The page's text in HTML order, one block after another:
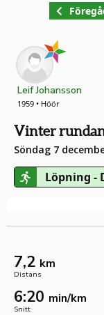
Leif Johansson
1959 • Höör
Vinter
Söndag 7
Löpning -
7,2 km
Distans
6:20 min/km
Snitt